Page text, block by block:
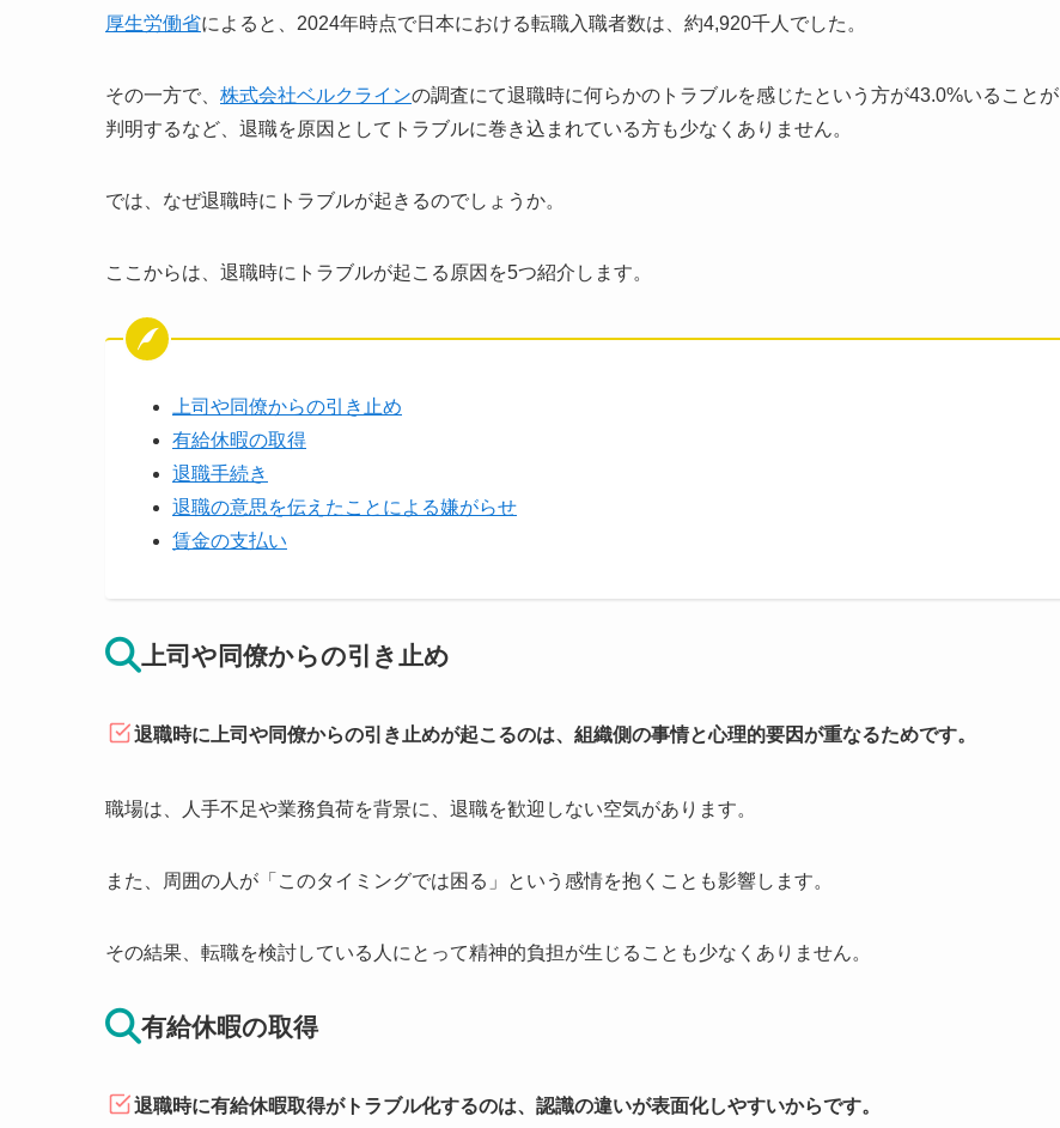
厚生労働省によると、2024年時点で日本における転職入職者数は、約4,920千人でした。
その一方で、 株式会社ベルクラインの調査にて退職時に何らかのトラブルを感じたという方が43.0%いることが
判明するなど、退職を原因としてトラブルに巻き込まれている方も少なくありません。
では、なぜ退職時にトラブルが起きるのでしょうか。
ここからは、退職時にトラブルが起こる原因を5つ紹介します。
上司や同僚からの引き止め
有給休暇の取得
退職手続き
退職の意思を伝えたことによる嫌がらせ
賃金の支払い
上司や同僚からの引き止め
退職時に上司や同僚からの引き止めが起こるのは、組織側の事情と心理的要因が重なるためです。
職場は、人手不足や業務負荷を背景に、退職を歓迎しない空気があります。
また、周囲の人が「このタイミングでは困る」という感情を抱くことも影響します。
その結果、転職を検討している人にとって精神的負担が生じることも少なくありません。
有給休暇の取得
退職時に有給休暇取得がトラブル化するのは、認識の違いが表面化しやすいからです。